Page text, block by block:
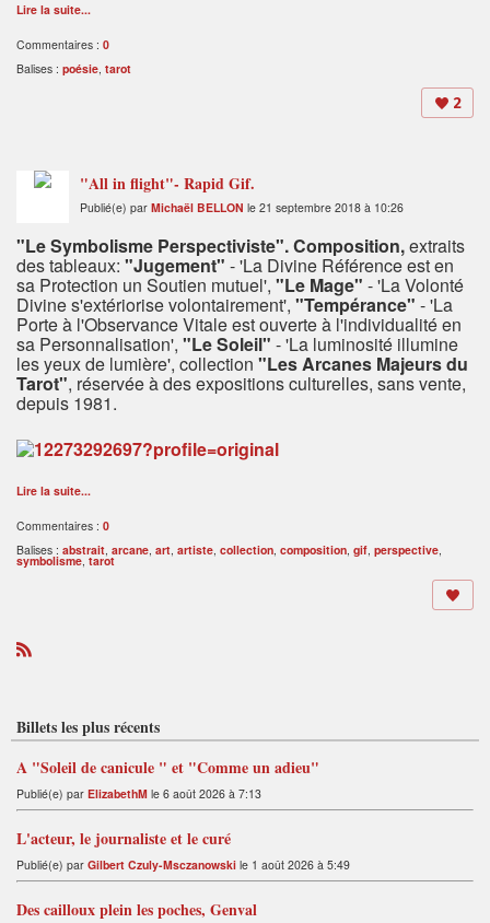
Lire la suite...
Commentaires : 0
Balises : poésie, tarot
2
"All in flight"- Rapid Gif.
Publié(e) par Michaël BELLON le 21 septembre 2018 à 10:26
"Le Symbolisme Perspectiviste". Composition,extraits
des tableaux: "Jugement" -'La Divine Référence est en
sa Protection un Soutien mutuel', "Le Mage" - 'La Volonté
Divine s'extériorise volontairement', "Tempérance" - 'La
Porte à l'Observance Vitale est ouverte à l'individualité en
sa Personnalisation', "Le Soleil" - 'La luminosité illumine
les yeux de lumière', collection "Les Arcanes Majeurs du
Tarot", réservée à des expositions culturelles, sans vente,
depuis 1981.
Lire la suite...
Commentaires : 0
Balises : abstrait, arcane, art, artiste, collection, composition, gif, perspective,
symbolisme, tarot
R
Billets les plus récents
A "Soleil de canicule " et "Comme un adieu"
Publié(e) par ElizabethM le 6 août 2026 à 7:13
L'acteur, le journaliste et le curé
Publié(e) par Gilbert Czuly-Msczanowski le 1 août 2026 à 5:49
Des cailloux plein les poches, Genval